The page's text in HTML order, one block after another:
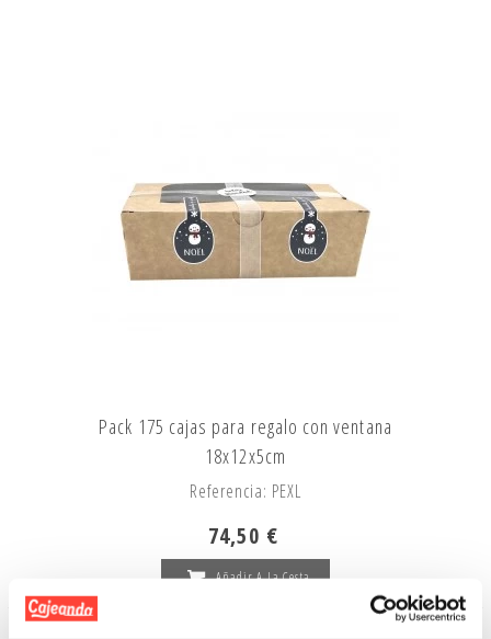
Pack 175 cajas para regalo con ventana
18x12x5cm
Referencia: PEXL
74,50 €
Añadir A La Cesta